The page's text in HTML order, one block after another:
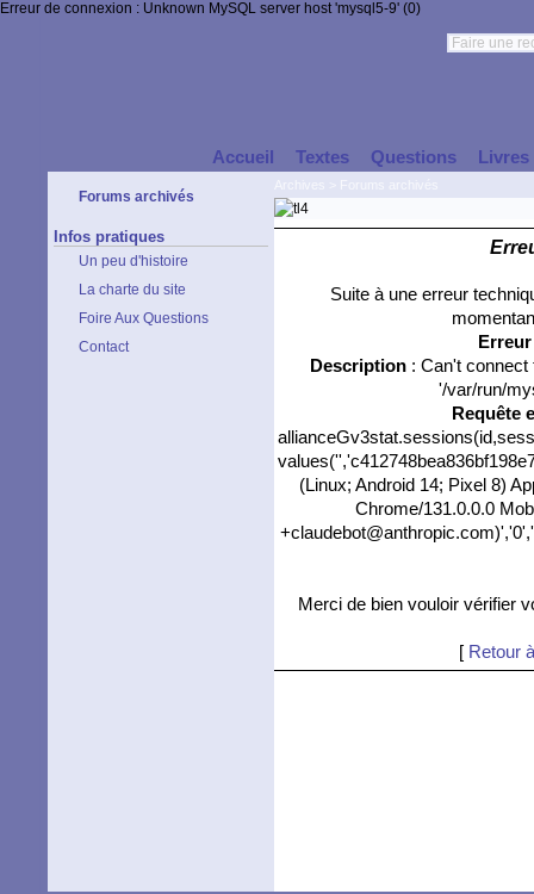
Erreur de connexion : Unknown MySQL server host 'mysql5-9' (0)
Accueil Textes Questions Livres
Forums archivés
Infos pratiques
Un peu d'histoire
La charte du site
Foire Aux Questions
Contact
Suite à une erreur
Description: Can't connect
'/var/run/
Requête
(Linux; Android 14; Pixel 8)
Chrome/131.0.0.0
Merci de bien vouloir vérifier
[ Retour